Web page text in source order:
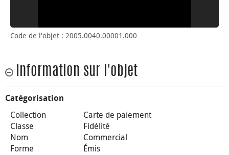
Code de l'objet : 2005.0040.00001.000
Information sur l'objet
Catégorisation
Collection
Carte de paiement
Classe
Fidélité
Nom
Commercial
Forme
Émis